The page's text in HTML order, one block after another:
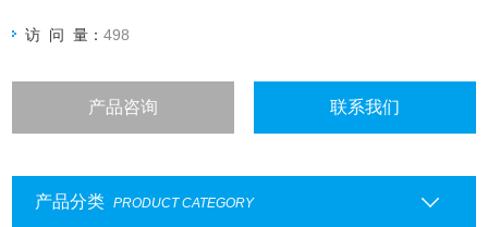
访 问 量：498
产品咨询 联系我们
产品分类 PRODUCT CATEGORY